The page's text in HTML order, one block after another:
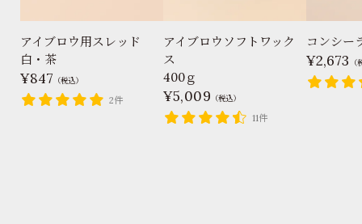
アイブロウ用スレッド
白・茶
847 （税込）
2件
アイブロウソフトワック
ス
400ｇ
5,009 （税込）
11件
コンシー
2,673